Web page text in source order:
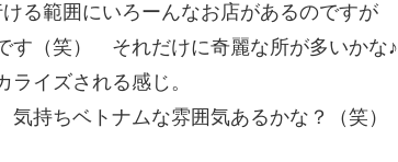
る範囲にいろーんなお店があるのですが
す（笑） それだけに奇麗な所が多いかな♪
イズされる感じ。
持ちベトナムな雰囲気あるかな？（笑）